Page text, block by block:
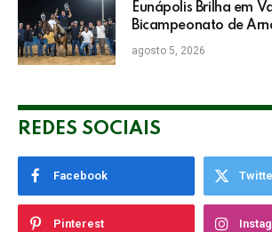
Eunápolis Brilha em
Bicampeonato de
agosto 5, 2026
REDES SOCIAIS
Facebook
Pinterest